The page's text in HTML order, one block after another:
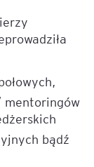
mentoringów
bądź